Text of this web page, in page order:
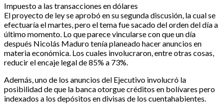
Impuesto a las transacciones en dólares
El proyecto de ley se aprobó en su segunda discusión, la cual se
efectuaría el martes, pero el tema fue sacado del orden del día a
último momento. Lo que parece vincularse con que un día
después Nicolás Maduro tenía planeado hacer anuncios en
materia económica. Los cuales involucraron, entre otras cosas,
reducir el encaje legal de 85% a 73%.
Además, uno de los anuncios del Ejecutivo involucró la
posibilidad de que la banca otorgue créditos en bolívares pero
indexados a los depósitos en divisas de los cuentahabientes.